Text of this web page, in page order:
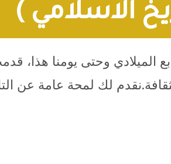
الاسلامي )
الميلادي وحتى يومنا هذا،
لك لمحة عامة عن